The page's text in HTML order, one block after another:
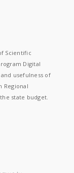
Scientific
Digital
usefulness of
Regional
state budget.